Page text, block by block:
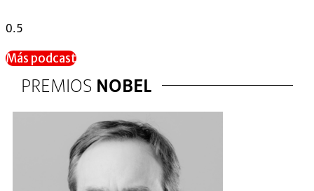
Más podcast
PREMIOS NOBEL